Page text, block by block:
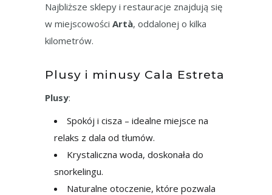
Najbliższe sklepy i restauracje znajdują się
w miejscowości Artà, oddalonej o kilka
kilometrów.
Plusy i minusy Cala Estreta
Plusy:
Spokój i cisza – idealne miejsce na
relaks z dala od tłumów.
Krystaliczna woda, doskonała do
snorkelingu.
Naturalne otoczenie, które pozwala